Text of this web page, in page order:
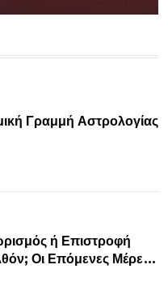
Γραμμή Αστρολογίας
ή Επιστροφή
Οι Επόμενες Μέρες